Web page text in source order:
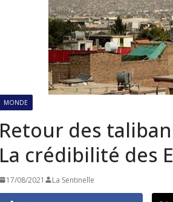
MONDE
Retour des
La crédibilité des
17/08/2021 La Sentinelle